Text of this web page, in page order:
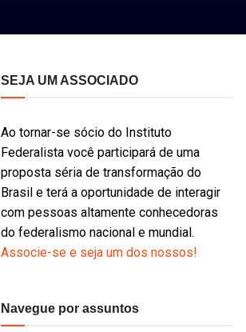
SEJA UM ASSOCIADO
Ao tornar-se sócio do Instituto
Federalista você participará de uma
proposta séria de transformação do
Brasil e terá a oportunidade de interagir
com pessoas altamente conhecedoras
do federalismo nacional e mundial.
Associe-se e seja um dos nossos!
Navegue por assuntos